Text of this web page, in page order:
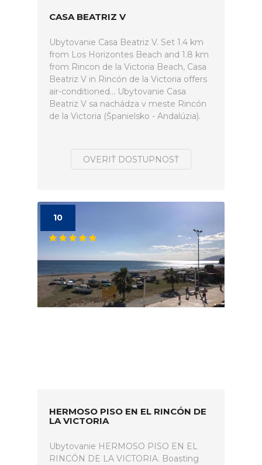
CASA BEATRIZ V
Ubytovanie Casa Beatriz V. Set 1.4 km
from Los Horizontes Beach and 1.8 km
from Rincon de la Victoria Beach, Casa
Beatriz V in Rincón de la Victoria offers
air-conditioned... Ubytovanie Casa
Beatriz V sa nachádza v meste Rincón
de la Victoria (Španielsko - Andalúzia).
OVERIŤ DOSTUPNOSŤ
10
HERMOSO PISO EN EL RINCÓN DE
LA VICTORIA
Ubytovanie HERMOSO PISO EN EL
RINCÓN DE LA VICTORIA. Boasting